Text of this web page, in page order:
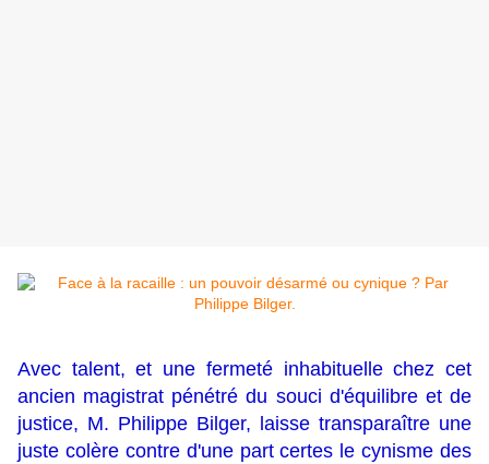
Avec talent, et une fermeté inhabituelle chez cet
ancien magistrat pénétré du souci d'équilibre et de
justice, M. Philippe Bilger, laisse transparaître une
juste colère contre d'une part certes le cynisme des